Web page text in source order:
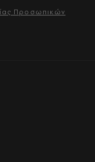
Προσωπικών